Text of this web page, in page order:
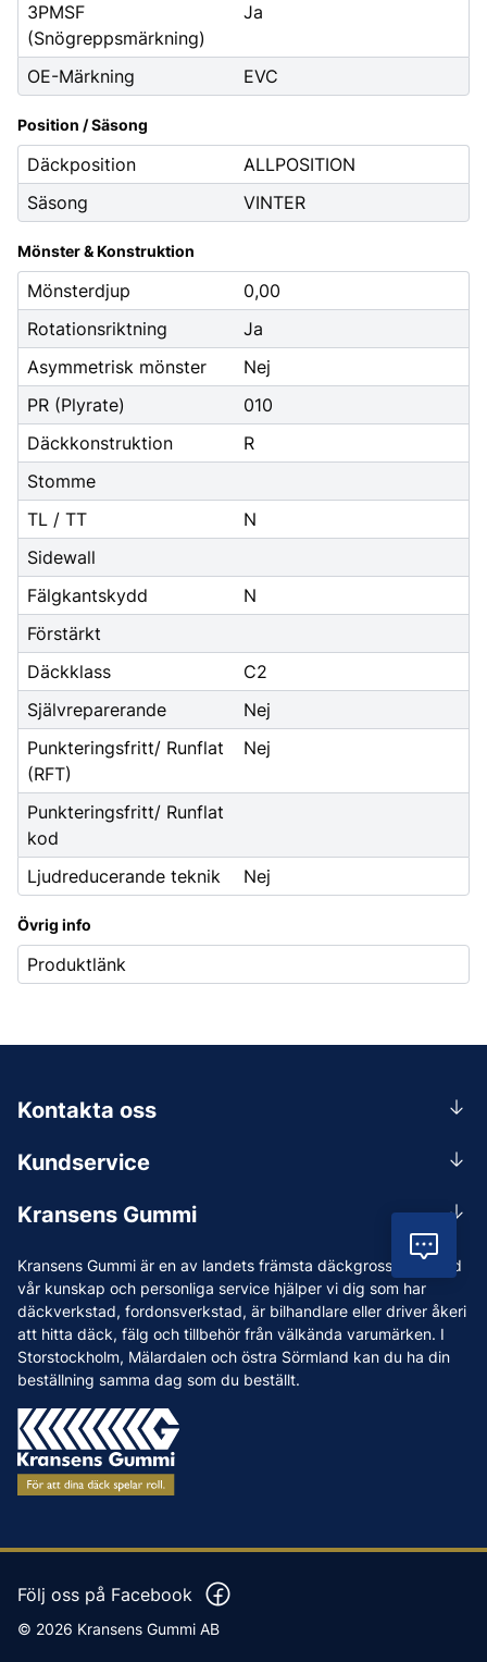
3PMSF
(Snögreppsmärkning)
Ja
OE-Märkning EVC
Position / Säsong
Däckposition
ALLPOSITION
Säsong
VINTER
Mönster & Konstruktion
Mönsterdjup
0,00
Rotationsriktning
Ja
Asymmetrisk mönster
Nej
PR (Plyrate)
010
Däckkonstruktion
R
Stomme
TL / TT
N
Sidewall
Fälgkantskydd
N
Förstärkt
Däckklass
C2
Självreparerande
Nej
Punkteringsfritt/ Runflat
(RFT)
Nej
Punkteringsfritt/ Runflat
kod
Ljudreducerande teknik
Nej
Övrig info
Produktlänk
Kransens Gummi är en av landets främsta däckgrossister. Med
vår kunskap och personliga service hjälper vi dig som har
däckverkstad, fordonsverkstad, är bilhandlare eller driver åkeri
att hitta däck, fälg och tillbehör från välkända varumärken. I
Storstockholm, Mälardalen och östra Sörmland kan du ha din
beställning samma dag som du beställt.
Kundservice
Leverans
Reklamation & återköp
Betalning & faktura
Köpvillkor
Vanliga frågor och svar
Kransens Gummi
Vi som jobbar på Kransens Gummi
Jobba hos oss
Nyheter
Tips & Råd
Varumärken
Våra Verkstäder
Press
Kontakta oss
0156-409 00
Mån-Tors 07.30-16:30, Fre 07.30-15.00.
Lunchstängt 12:00-12:30
Följ oss på Facebook
© 2026 Kransens Gummi AB